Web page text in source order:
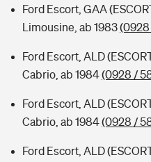
Ford Escort, GAA
Limousine, ab 1983
Ford Escort, ALD
Cabrio, ab 1984(0928 /
Ford Escort, ALD
Cabrio, ab 1984(0928 /
Ford Escort, ALD